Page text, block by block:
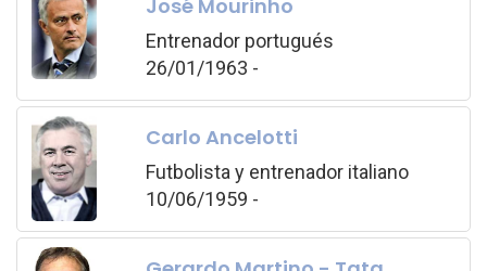
José Mourinho
Entrenador portugués
26/01/1963 -
Carlo Ancelotti
Futbolista y entrenador italiano
10/06/1959 -